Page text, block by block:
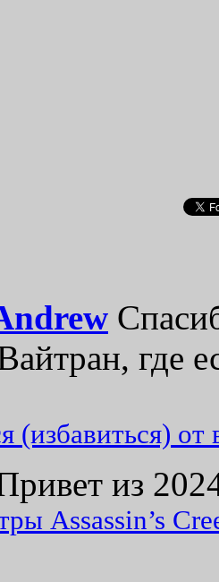
где
(избавиться)
из
Assassin’s